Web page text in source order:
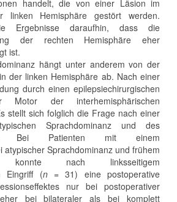
handelt, die von einer Läsion im
linken Hemisphäre gestört werden.
Ergebnisse daraufhin, dass die
der rechten Hemisphäre eher
ist.
hängt unter anderem von der
der linken Hemisphäre ab. Nach einer
durch einen epilepsiechirurgischen
der interhemisphärischen
stellt sich folglich die Frage nach einer
Sprachdominanz und des
Bei Patienten mit einem
atypischer Sprachdominanz und frühem
konnte nach linksseitigem
Eingriff (n= 31) eine postoperative
nur bei postoperativer
bei bilateraler als bei komplett